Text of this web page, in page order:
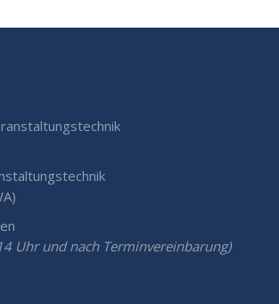
Uhr und nach Terminvereinbarung)